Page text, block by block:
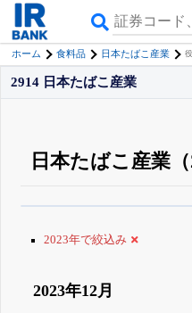
ホーム 食料品 日本たばこ産業
2914 日本たばこ産業
日本たばこ産業
く追える
無料でβ版
2023年で絞込み
2023年12月